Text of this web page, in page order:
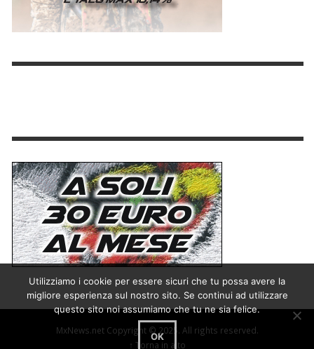
MxNews.net Copyright © 2025. All rights reserved.
↑ Torna in alto
Utilizziamo i cookie per essere sicuri che tu possa avere la
migliore esperienza sul nostro sito. Se continui ad utilizzare
questo sito noi assumiamo che tu ne sia felice.
OK